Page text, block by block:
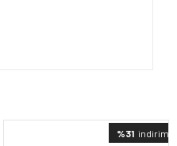
%31 indirimli